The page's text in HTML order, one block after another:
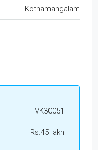
Kothamangalam
VK30051
Rs.45 lakh